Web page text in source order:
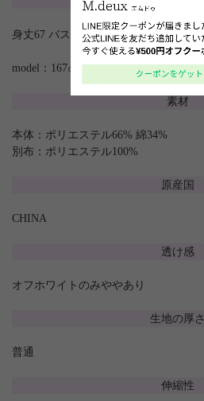
身丈67 バスト104 肩幅52 袖丈17
model：167㎝
素材
本体：ポリエステル66% 綿34%
別布：ポリエステル100%
原産国
CHINA
透け感
オフホワイトのみややあり
生地の厚さ
普通
伸縮性